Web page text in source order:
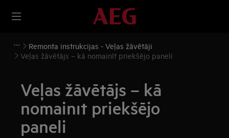
Remonta instrukcijas - Veļas žāvētāji
Veļas žāvētājs – kā nomainīt priekšējo paneli
Veļas žāvētājs – kā
nomainīt priekšējo
paneli